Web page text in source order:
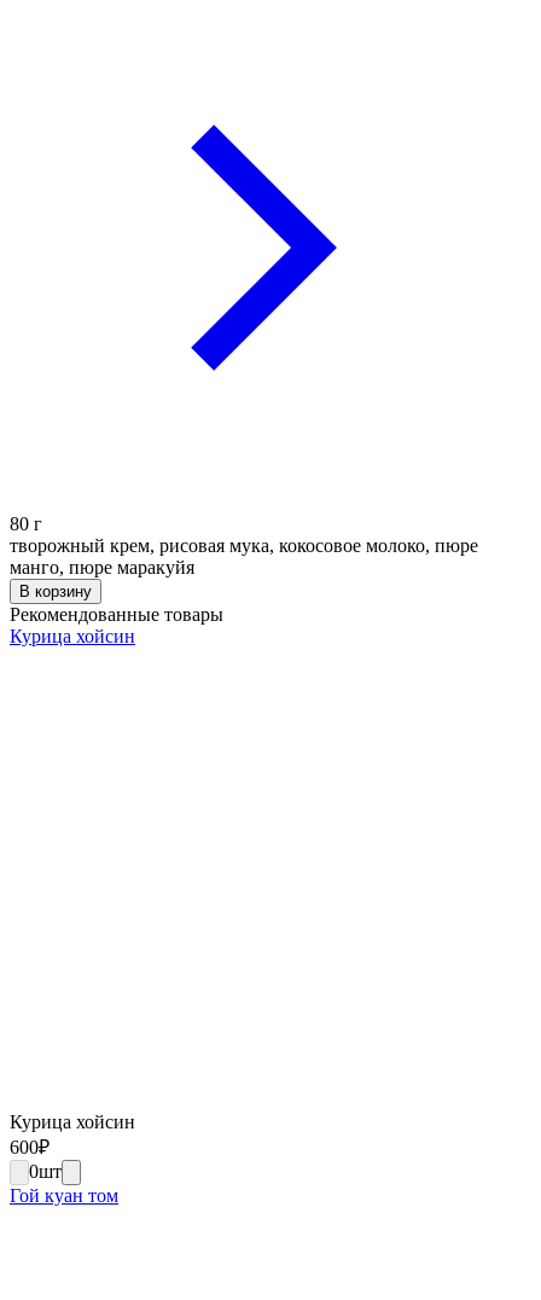
80 г
творожный крем, рисовая мука, кокосовое молоко, пюре
манго, пюре маракуйя
В корзину
Рекомендованные товары
Курица хойсин
Курица хойсин
600₽
0шт
Гой куан том